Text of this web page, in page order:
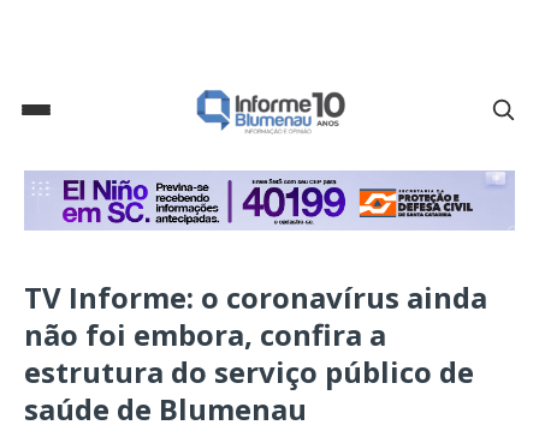
TV Informe: o coronavírus ainda
não foi embora, confira a
estrutura do serviço público de
saúde de Blumenau